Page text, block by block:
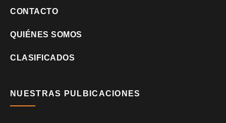
CONTACTO
QUIÉNES SOMOS
CLASIFICADOS
NUESTRAS PULBICACIONES